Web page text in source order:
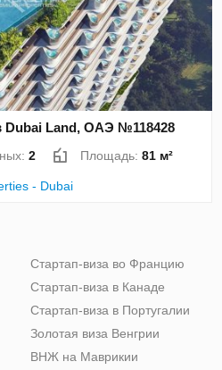
Dubai Land, ОАЭ №118428
2 Площадь:81 м²
- Dubai
Стартап-виза во Францию
Стартап-виза в Канаде
Стартап-виза в Португалии
Золотая виза Венгрии
ВНЖ на Маврикии